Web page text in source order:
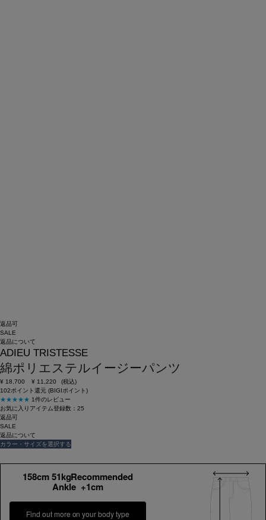
返品可
SALE
返品について
ADIEU TRISTESSE
綿ポリエステルイージーパンツ
¥ 18,700 ¥ 11,220
(税込)
102ポイント還元 (BIGIポイント)
★★★★★ 1件のレビュー
お気に入りアイテム登録数： 25
返品可
SALE
返品について
カラー・サイズを選択する
158cm 51kgRecommended
Ankle +1cm
Find out more on your body type